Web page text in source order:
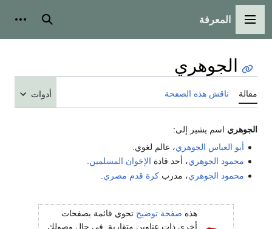
القائمة الرئيسية
المعرفة بحث
الجوهري
مقالة ناقش هذه الصفحة أدوات
الجوهري اسم يشير إلى:
أبو العباس الجوهري، عالم لغوي.
محمود الجوهري، أحد قادة الإخوان المسلمين.
محمود الجوهري، مدربكرة قدم مصري
هذه صفحة توضيح تحوي قائمة بصفحات
أخرى ذات عناوين متقاربة. في حال وصولك